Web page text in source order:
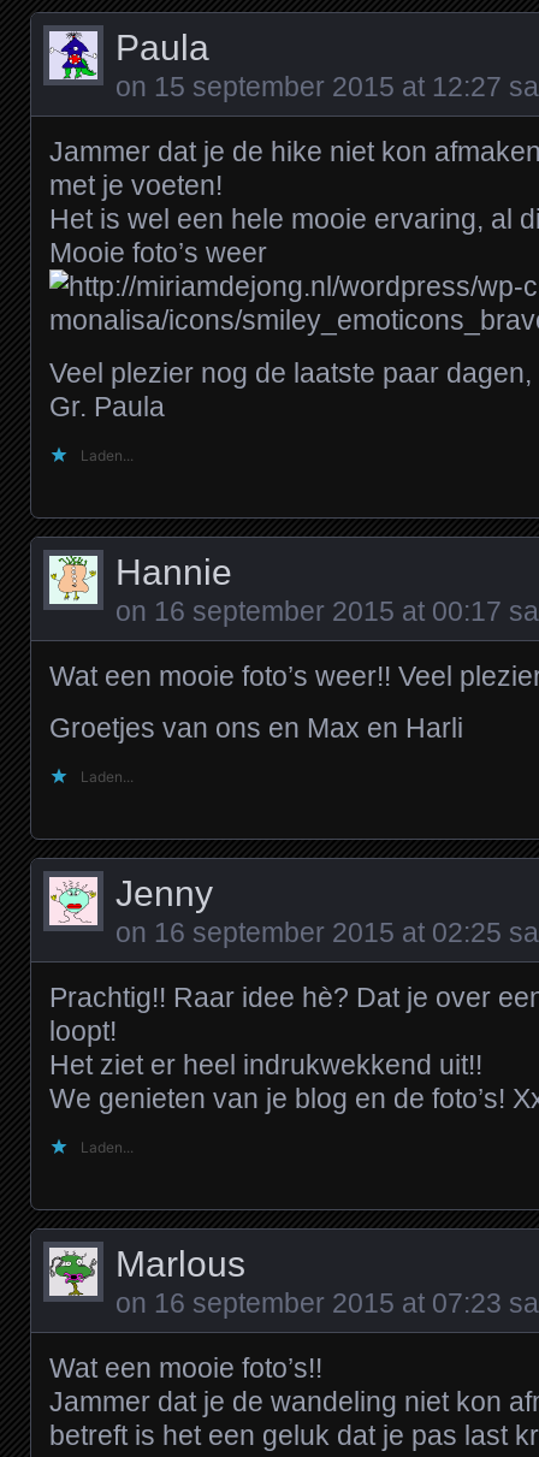
Paula
on 15 september 2015 at 12:27
Jammer dat je de hike niet kon
met je voeten!
Het is wel een hele mooie ervaring, al
Mooie foto’s weer
Veel plezier nog de laatste paar dagen,
Gr. Paula
Laden...
Hannie
on 16 september 2015 at 00:17
Wat een mooie foto’s weer!! Veel
Groetjes van ons en Max en Harli
Laden...
Jenny
on 16 september 2015 at 02:25
Prachtig!! Raar idee hè? Dat je over
loopt!
Het ziet er heel indrukwekkend uit!!
We genieten van je blog en de foto’s!
Laden...
Marlous
on 16 september 2015 at 07:23
Wat een mooie foto’s!!
Jammer dat je de wandeling niet kon
betreft is het een geluk dat je pas last